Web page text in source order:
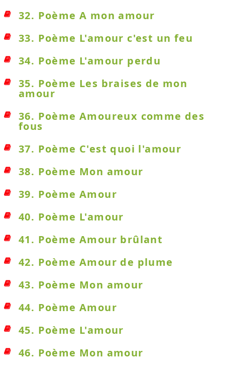
32. Poème A mon amour
33. Poème L'amour c'est un feu
34. Poème L'amour perdu
35. Poème Les braises de mon
amour
36. Poème Amoureux comme des
fous
37. Poème C'est quoi l'amour
38. Poème Mon amour
39. Poème Amour
40. Poème L'amour
41. Poème Amour brûlant
42. Poème Amour de plume
43. Poème Mon amour
44. Poème Amour
45. Poème L'amour
46. Poème Mon amour